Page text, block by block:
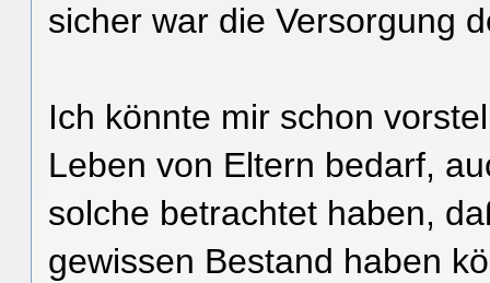
sicher war die Versorgung
Ich könnte mir schon
Leben von Eltern bedarf,
solche betrachtet haben,
gewissen Bestand haben